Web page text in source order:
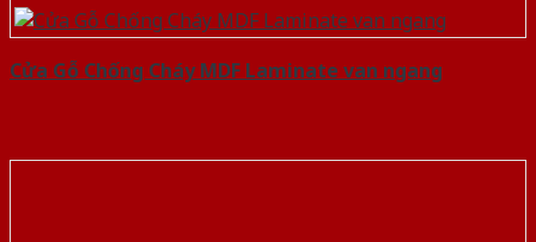
Cửa Gỗ Chống Cháy MDF Laminate van ngang